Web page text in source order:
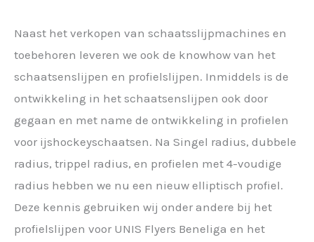
Naast het verkopen van schaatsslijpmachines en
toebehoren leveren we ook de knowhow van het
schaatsenslijpen en profielslijpen. Inmiddels is de
ontwikkeling in het schaatsenslijpen ook door
gegaan en met name de ontwikkeling in profielen
voor ijshockeyschaatsen. Na Singel radius, dubbele
radius, trippel radius, en profielen met 4-voudige
radius hebben we nu een nieuw elliptisch profiel.
Deze kennis gebruiken wij onder andere bij het
profielslijpen voor UNIS Flyers Beneliga en het